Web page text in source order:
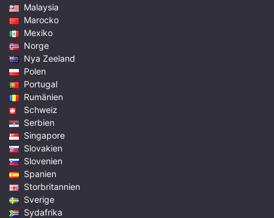
Malaysia
Marocko
Mexiko
Norge
Nya Zeeland
Polen
Portugal
Rumänien
Schweiz
Serbien
Singapore
Slovakien
Slovenien
Spanien
Storbritannien
Sverige
Sydafrika